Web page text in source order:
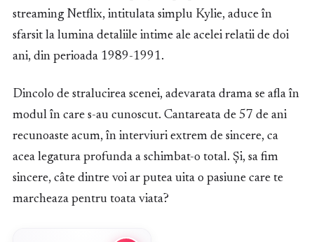
streaming Netflix, intitulata simplu Kylie, aduce în
sfarsit la lumina detaliile intime ale acelei relatii de doi
ani, din perioada 1989-1991.
Dincolo de stralucirea scenei, adevarata drama se afla în
modul în care s-au cunoscut. Cantareata de 57 de ani
recunoaste acum, în interviuri extrem de sincere, ca
acea legatura profunda a schimbat-o total. Și, sa fim
sincere, câte dintre voi ar putea uita o pasiune care te
marcheaza pentru toata viata?